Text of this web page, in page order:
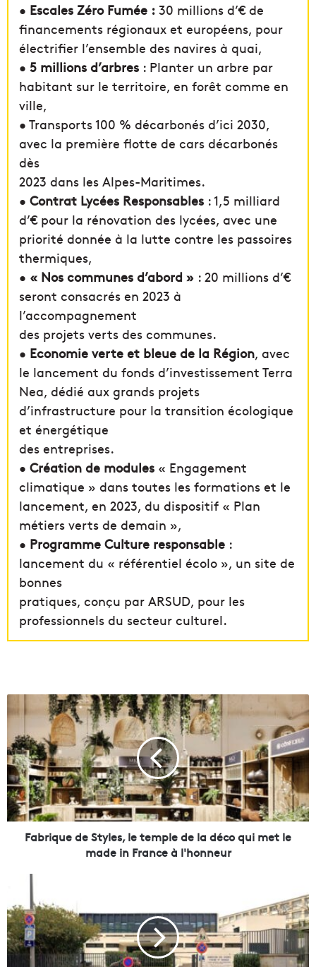
• Escales Zéro Fumée : 30 millions d’€ de
financements régionaux et européens, pour
électrifier l’ensemble des navires à quai,
• 5 millions d’arbres : Planter un arbre par
habitant sur le territoire, en forêt comme en
ville,
• Transports 100 % décarbonés d’ici 2030,
avec la première flotte de cars décarbonés
dès
2023 dans les Alpes-Maritimes.
• Contrat Lycées Responsables : 1,5 milliard
d’€ pour la rénovation des lycées, avec une
priorité donnée à la lutte contre les passoires
thermiques,
• « Nos communes d’abord » : 20 millions d’€
seront consacrés en 2023 à
l’accompagnement
des projets verts des communes.
• Economie verte et bleue de la Région, avec
le lancement du fonds d’investissement Terra
Nea, dédié aux grands projets
d’infrastructure pour la transition écologique
et énergétique
des entreprises.
• Création de modules « Engagement
climatique » dans toutes les formations et le
lancement, en 2023, du dispositif « Plan
métiers verts de demain »,
• Programme Culture responsable :
lancement du « référentiel écolo », un site de
bonnes
pratiques, conçu par ARSUD, pour les
professionnels du secteur culturel.
a
r
i
q
u
e
d
e
s
,
l
Fabrique de Styles, le temple de la déco qui met le
made in France à l'honneur
p
i
s
c